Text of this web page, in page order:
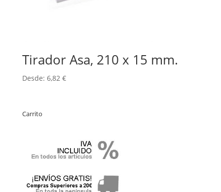
Tirador Asa, 210 x 15 mm.
Desde: 6,82 €
Carrito